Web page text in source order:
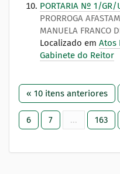
PORTARIA Nº 1/GR/
PRORROGA
MANUELA FRANCO
Localizado em Atos
Gabinete do Reitor
« 10 itens anteriores
6 7 ... 163